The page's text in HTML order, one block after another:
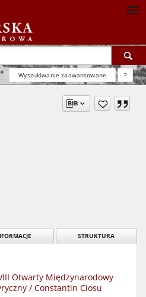
Wyszukiwanie zaawansowane ?
STRUKTURA
Otwarty Międzynarodowy
/ Constantin Ciosu